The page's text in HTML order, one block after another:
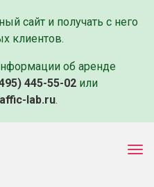
сайт и получать с него
клиентов.
об аренде
445-55-02 или
lab.ru.